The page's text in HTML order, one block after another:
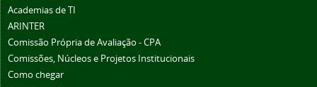
Academias de TI
ARINTER
Comissão Própria de Avaliação - CPA
Comissões, Núcleos e Projetos Institucionais
Como chegar